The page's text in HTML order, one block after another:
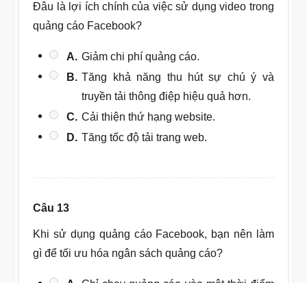
Đâu là lợi ích chính của việc sử dụng video trong
quảng cáo Facebook?
A. Giảm chi phí quảng cáo.
B. Tăng khả năng thu hút sự chú ý và
truyền tải thông điệp hiệu quả hơn.
C. Cải thiện thứ hạng website.
D. Tăng tốc độ tải trang web.
Câu 13
Khi sử dụng quảng cáo Facebook, bạn nên làm
gì để tối ưu hóa ngân sách quảng cáo?